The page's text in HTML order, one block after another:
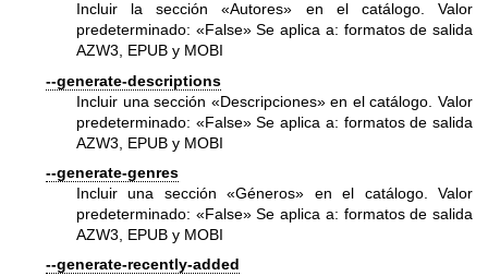
Incluir la sección «Autores» en el catálogo. Valor
predeterminado: «False» Se aplica a: formatos de salida
AZW3, EPUB y MOBI
--generate-descriptions
Incluir una sección «Descripciones» en el catálogo. Valor
predeterminado: «False» Se aplica a: formatos de salida
AZW3, EPUB y MOBI
--generate-genres
Incluir una sección «Géneros» en el catálogo. Valor
predeterminado: «False» Se aplica a: formatos de salida
AZW3, EPUB y MOBI
--generate-recently-added